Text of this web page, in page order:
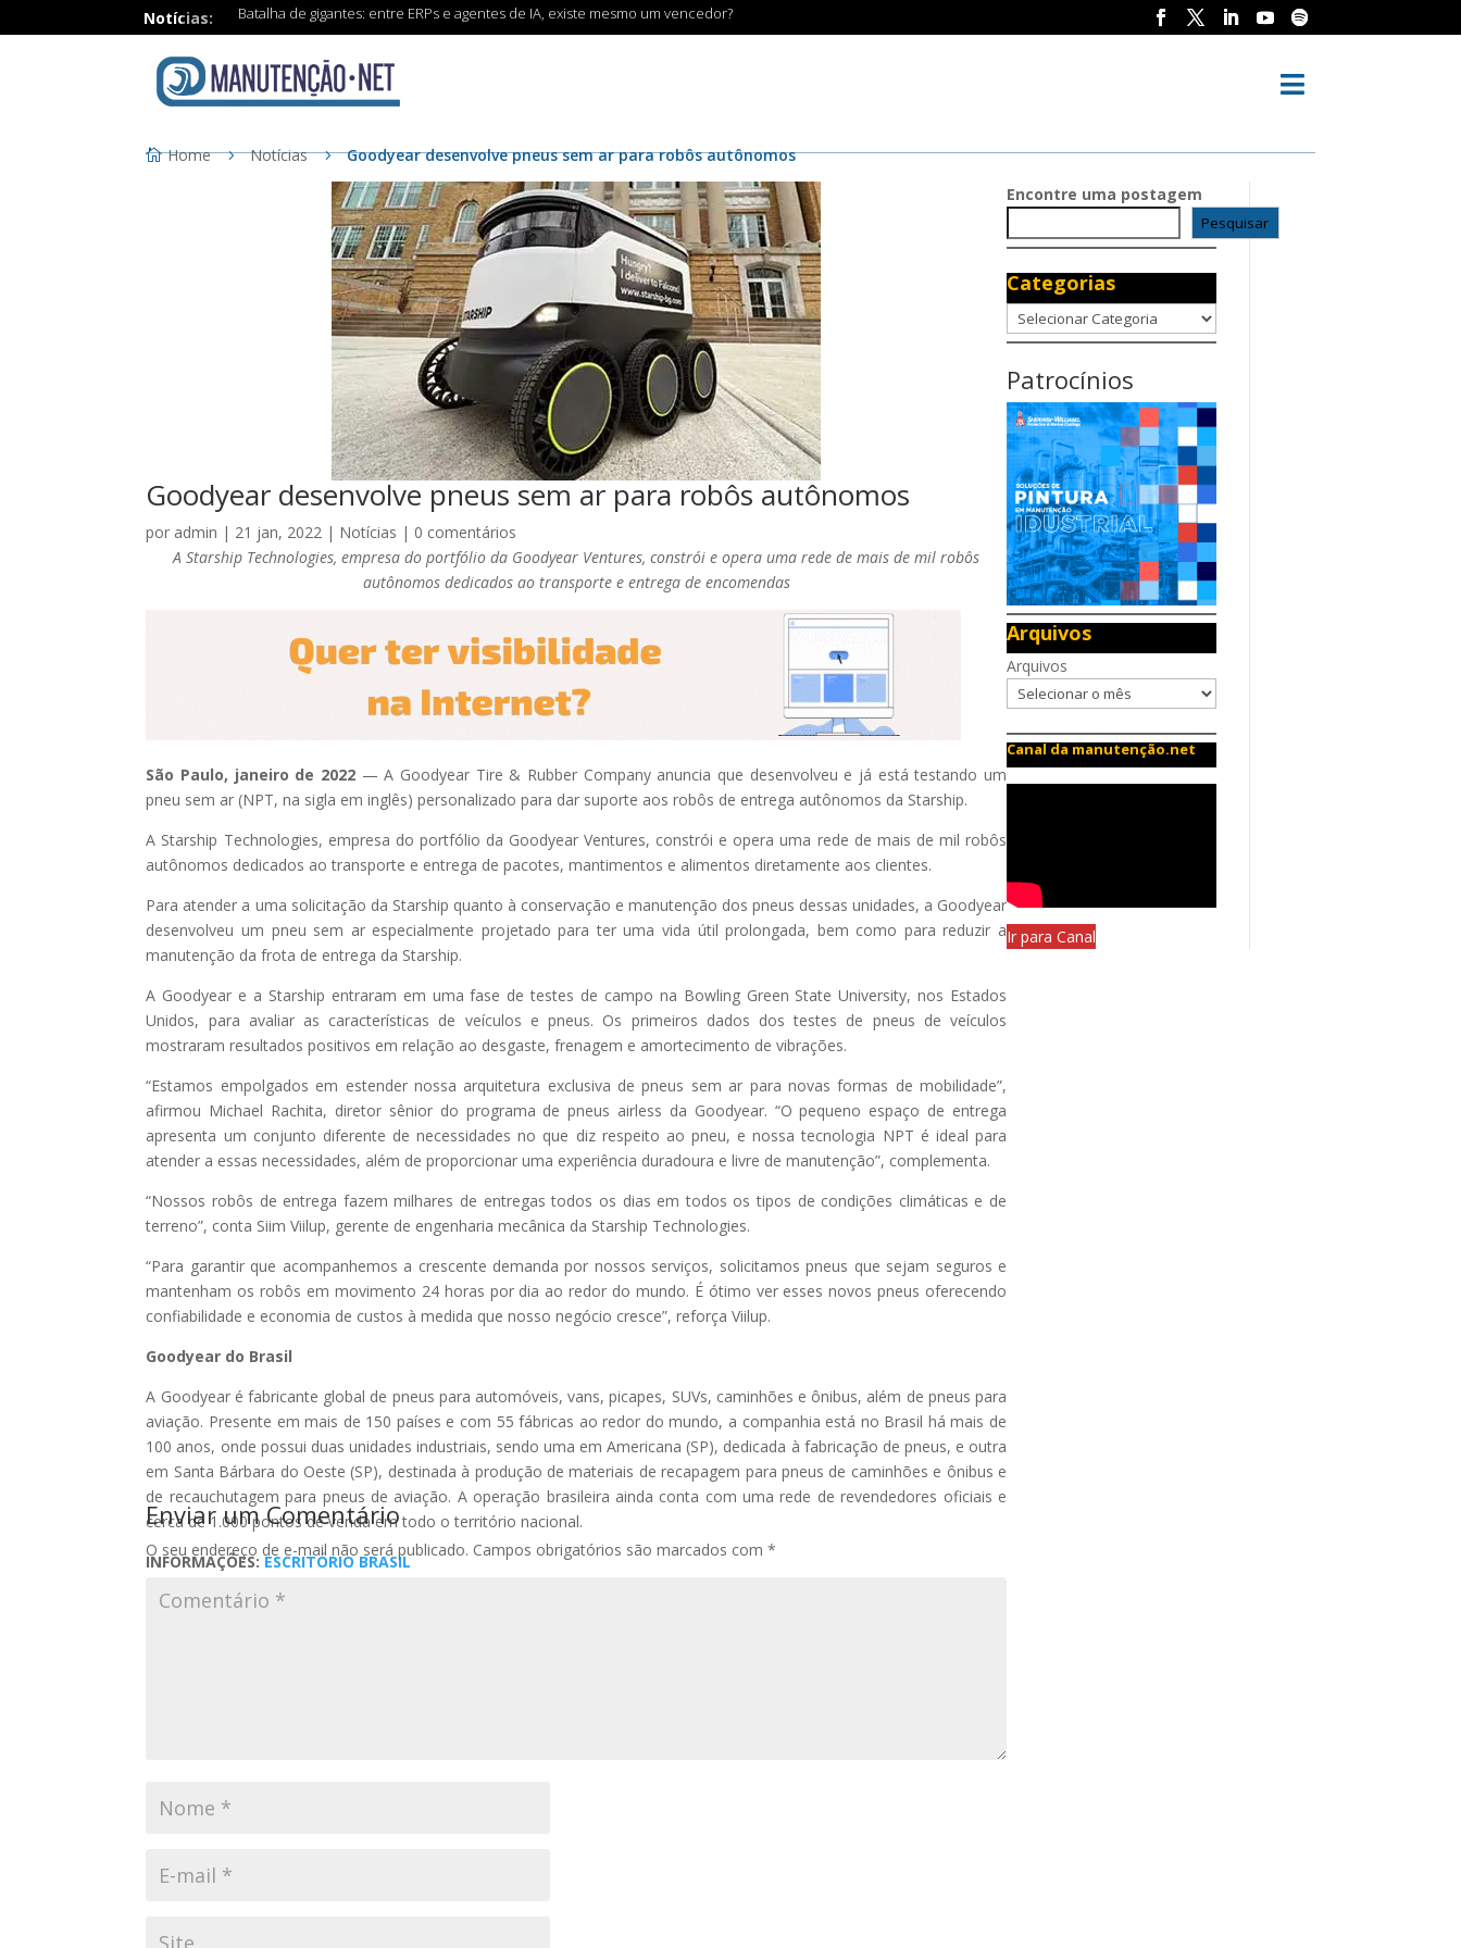
Notícias: Batalha de gigantes: entre ERPs e agentes de IA, existe mesmo um vencedor?

Home Notícias Goodyear desenvolve pneus sem ar para robôs autônomos
Goodyear desenvolve pneus sem ar para robôs autônomos
por admin | 21 jan, 2022 | Notícias | 0 comentários
A Starship Technologies, empresa do portfólio da Goodyear Ventures, constrói e opera uma rede de mais de mil robôs
autônomos dedicados ao transporte e entrega de encomendas
São Paulo, janeiro de 2022 — A Goodyear Tire & Rubber Company anuncia que desenvolveu e já está testando um
pneu sem ar (NPT, na sigla em inglês) personalizado para dar suporte aos robôs de entrega autônomos da Starship.
A Starship Technologies, empresa do portfólio da Goodyear Ventures, constrói e opera uma rede de mais de mil robôs
autônomos dedicados ao transporte e entrega de pacotes, mantimentos e alimentos diretamente aos clientes.
Para atender a uma solicitação da Starship quanto à conservação e manutenção dos pneus dessas unidades, a Goodyear
desenvolveu um pneu sem ar especialmente projetado para ter uma vida útil prolongada, bem como para reduzir a
manutenção da frota de entrega da Starship.
A Goodyear e a Starship entraram em uma fase de testes de campo na Bowling Green State University, nos Estados
Unidos, para avaliar as características de veículos e pneus. Os primeiros dados dos testes de pneus de veículos
mostraram resultados positivos em relação ao desgaste, frenagem e amortecimento de vibrações.
“Estamos empolgados em estender nossa arquitetura exclusiva de pneus sem ar para novas formas de mobilidade”,
afirmou Michael Rachita, diretor sênior do programa de pneus airless da Goodyear. “O pequeno espaço de entrega
apresenta um conjunto diferente de necessidades no que diz respeito ao pneu, e nossa tecnologia NPT é ideal para
atender a essas necessidades, além de proporcionar uma experiência duradoura e livre de manutenção”, complementa.
“Nossos robôs de entrega fazem milhares de entregas todos os dias em todos os tipos de condições climáticas e de
terreno”, conta Siim Viilup, gerente de engenharia mecânica da Starship Technologies.
“Para garantir que acompanhemos a crescente demanda por nossos serviços, solicitamos pneus que sejam seguros ​​e
mantenham os robôs em movimento 24 horas por dia ao redor do mundo. É ótimo ver esses novos pneus oferecendo
confiabilidade e economia de custos à medida que nosso negócio cresce”, reforça Viilup.
Goodyear do Brasil
A Goodyear é fabricante global de pneus para automóveis, vans, picapes, SUVs, caminhões e ônibus, além de pneus para
aviação. Presente em mais de 150 países e com 55 fábricas ao redor do mundo, a companhia está no Brasil há mais de
100 anos, onde possui duas unidades industriais, sendo uma em Americana (SP), dedicada à fabricação de pneus, e outra
em Santa Bárbara do Oeste (SP), destinada à produção de materiais de recapagem para pneus de caminhões e ônibus e
de recauchutagem para pneus de aviação. A operação brasileira ainda conta com uma rede de revendedores oficiais e
cerca de 1.000 pontos de venda em todo o território nacional.
INFORMAÇÕES:ESCRITÓRIO BRASIL
Enviar um Comentário
O seu endereço de e-mail não será publicado. Campos obrigatórios são marcados com*
Encontre uma postagem
Pesquisar
Categorias
Categorias
Patrocínios
Arquivos
Arquivos
Canal da manutenção.net
Ir para Canal